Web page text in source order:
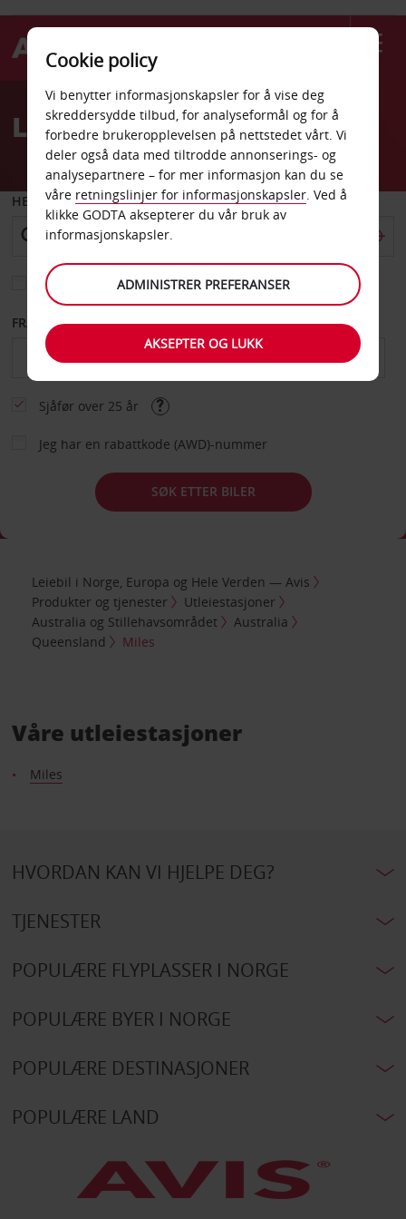
Welcome
AvisLeiebil Miles
HENT FRA
Velg et annet leveringssted
FRA DATO TIL DATO
Sjåfør over 25 år
Jeg har en rabattkode (AWD)-nummer
SØK ETTER BILER
Leiebil i Norge, Europa og Hele Verden — Avis
Produkter og tjenester
Utleiestasjoner
Australia og Stillehavsområdet
Australia
Queensland
Miles
Våre utleiestasjoner
Miles
HVORDAN KAN VI HJELPE DEG?
TJENESTER
POPULÆRE FLYPLASSER I NORGE
POPULÆRE BYER I NORGE
POPULÆRE DESTINASJONER
POPULÆRE LAND
Cookie policy
Vi benytter informasjonskapsler for å vise deg
skreddersydde tilbud, for analyseformål og for å
forbedre brukeropplevelsen på nettstedet vårt. Vi
deler også data med tiltrodde annonserings- og
analysepartnere – for mer informasjon kan du se
våre retningslinjer for informasjonskapsler. Ved å
klikke GODTA aksepterer du vår bruk av
informasjonskapsler.
ADMINISTRER PREFERANSER
AKSEPTER OG LUKK